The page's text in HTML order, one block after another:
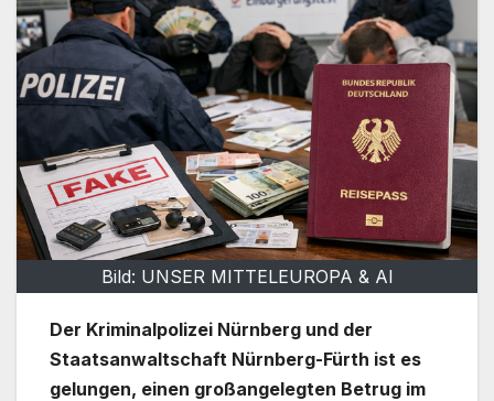
Bild: UNSER MITTELEUROPA & AI
Der Kriminalpolizei Nürnberg und der
Staatsanwaltschaft Nürnberg-Fürth ist es
gelungen, einen großangelegten Betrug im